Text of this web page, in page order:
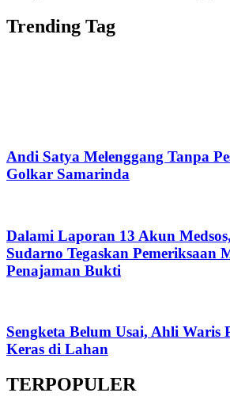
Trending Tag
Andi Satya Melenggang Tanpa
Golkar Samarinda
Dalami Laporan 13 Akun
Sudarno Tegaskan Pemeriksaan
Penajaman Bukti
Sengketa Belum Usai, Ahli Waris
Keras di Lahan
TERPOPULER